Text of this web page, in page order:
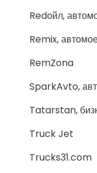
Redойл,
Remix,
RemZona
SparkAvto,
Tatarstan,
Truck Jet
Trucks31.com